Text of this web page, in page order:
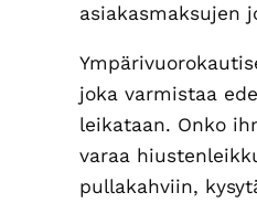
asiakasmaksujen
joka varmistaa
leikataan. Onko
varaa
pullakahviin,